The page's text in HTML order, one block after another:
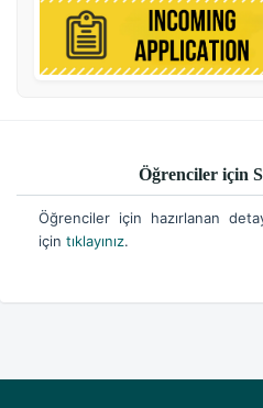
Öğrenciler için
Öğrenciler için hazırlanan
için tıklayınız.